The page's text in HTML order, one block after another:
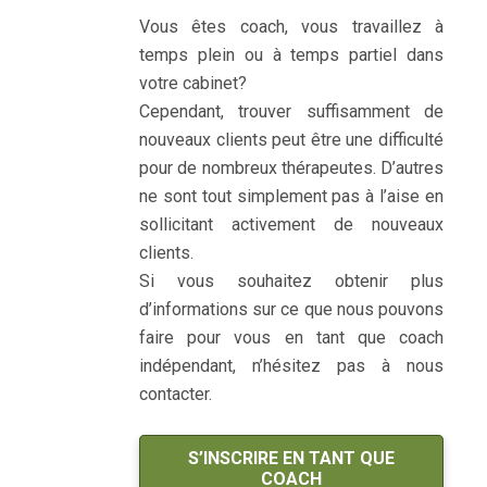
Vous êtes coach, vous travaillez à
temps plein ou à temps partiel dans
votre cabinet?
Cependant, trouver suffisamment de
nouveaux clients peut être une difficulté
pour de nombreux thérapeutes. D’autres
ne sont tout simplement pas à l’aise en
sollicitant activement de nouveaux
clients.
Si vous souhaitez obtenir plus
d’informations sur ce que nous pouvons
faire pour vous en tant que coach
indépendant, n’hésitez pas à nous
contacter.
S’INSCRIRE EN TANT QUE
COACH